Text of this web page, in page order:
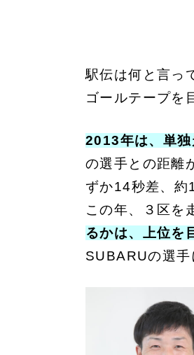
駅伝は何と言っ
ゴールテープを
2013年は、単独
の選手との距離
ずか14秒差、約
この年、３区を
るかは、上位を
SUBARUの選手